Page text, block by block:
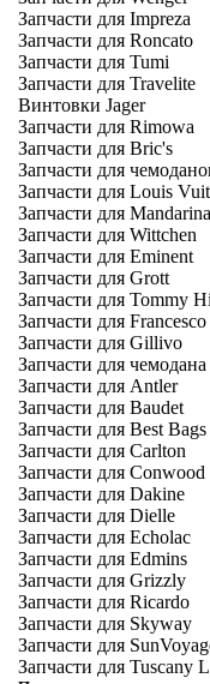
Запчасти для Impreza
Запчасти для Roncato
Запчасти для Tumi
Запчасти для Travelite
Винтовки Jager
Запчасти для Rimowa
Запчасти для Bric's
Запчасти для
Запчасти для Louis
Запчасти для
Запчасти для Wittchen
Запчасти для Eminent
Запчасти для Grott
Запчасти для Tommy
Запчасти для
Запчасти для Gillivo
Запчасти для
Запчасти для Antler
Запчасти для Baudet
Запчасти для Best Bags
Запчасти для Carlton
Запчасти для Conwood
Запчасти для Dakine
Запчасти для Dielle
Запчасти для Echolac
Запчасти для Edmins
Запчасти для Grizzly
Запчасти для Ricardo
Запчасти для Skyway
Запчасти для
Запчасти для Tuscany